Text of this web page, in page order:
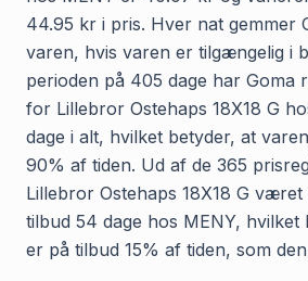
44.95 kr i pris. Hver nat gemmer
varen, hvis varen er tilgængelig i
perioden på 405 dage har Goma
for Lillebror Ostehaps 18X18 G
dage i alt, hvilket betyder, at
90% af tiden. Ud af de 365
Lillebror Ostehaps 18X18 G
tilbud 54 dage hos MENY, hvilket
er på tilbud 15% af tiden, som